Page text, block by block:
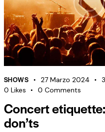
SHOWS 27 Marzo 2024
0 Likes 0 Comments
Concert etiquette:
don’ts